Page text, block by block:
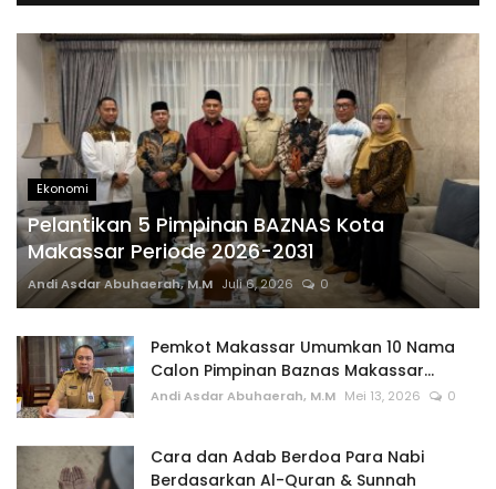
Ekonomi
Pelantikan 5 Pimpinan BAZNAS Kota
Makassar Periode 2026-2031
Andi Asdar Abuhaerah, M.M Juli 6, 2026 0
Pemkot Makassar Umumkan 10 Nama
Calon Pimpinan Baznas Makassar...
Andi Asdar Abuhaerah, M.M Mei 13, 2026 0
Cara dan Adab Berdoa Para Nabi
Berdasarkan Al-Quran & Sunnah